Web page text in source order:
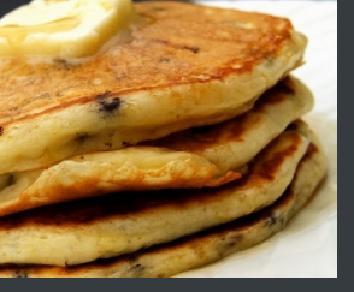
преди 1 година
Работа за общи работници
преди 1 година
Първи поход "По стъпките на Ангел